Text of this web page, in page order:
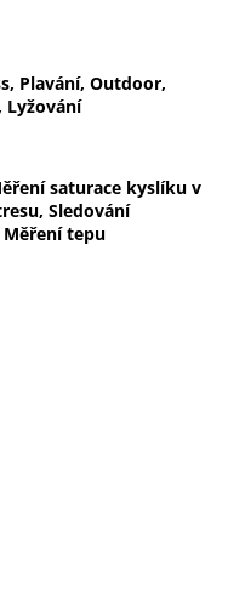
Plavání, Outdoor,
Lyžování
saturace kyslíku v
Sledování
tepu